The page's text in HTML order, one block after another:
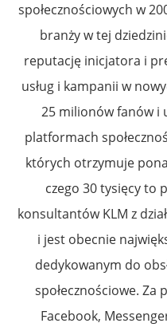
społecznościowych w
branży w tej
reputację inicjatora i
usług i kampanii w
25 milionów fanów i
platformach
których otrzymuje
czego 30 tysięcy to
konsultantów KLM z
i jest obecnie
dedykowanym do
społecznościowe.
Facebook,